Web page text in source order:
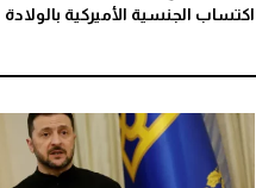
اكتساب الجنسية الأميركية بالولادة